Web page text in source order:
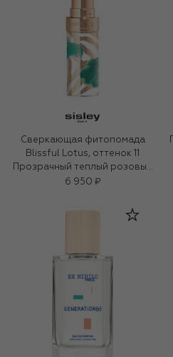
Сверкающая фитопомада
Blissful Lotus, оттенок 11
Прозрачный теплый розовый
(3g)
6 950 ₽